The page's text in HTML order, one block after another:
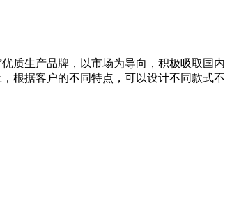
质生产品牌，以市场为导向，积极吸取国内
根据客户的不同特点，可以设计不同款式不